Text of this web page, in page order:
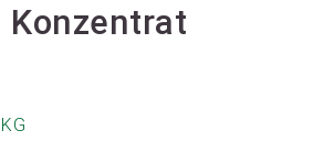
Konzentrat